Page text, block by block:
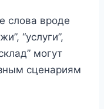
слова вроде
“услуги”,
могут
сценариям